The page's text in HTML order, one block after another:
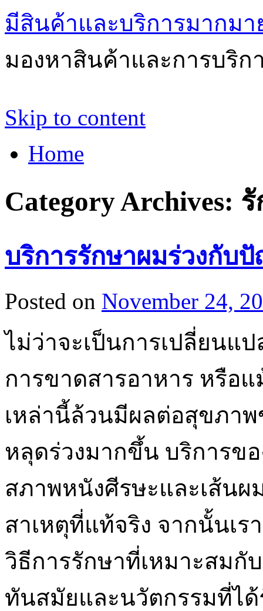
มีสินค้าและบริการมากมา
มองหาสินค้าและการบริ
Skip to content
Home
Category Archives:
บริการรักษาผมร่วงกับ
Posted on November 24,
ไม่ว่าจะเป็นการเปลี่ยนแ
การขาดสารอาหาร หรือ
เหล่านี้ล้วนมีผลต่อสุขภาพ
หลุดร่วงมากขึ้น บริการข
สภาพหนังศีรษะและเส้นผ
สาเหตุที่แท้จริง จากนั้นเร
วิธีการรักษาที่เหมาะสมกั
ทันสมัยและนวัตกรรมที่ได้